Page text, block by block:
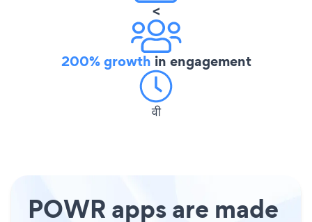
<
200% growth in engagement
वी
POWR apps are made